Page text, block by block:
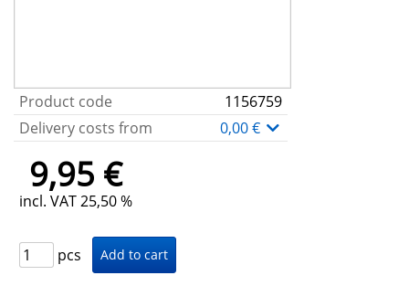
Product code
1156759
Delivery costs from
0,00 €
9,95 €
incl. VAT 25,50 %
pcs